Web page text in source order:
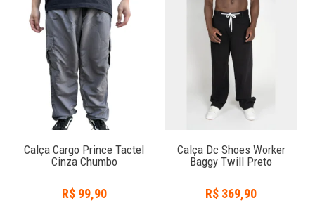
Calça Cargo Prince Tactel
Cinza Chumbo
R$ 99,90
Calça Dc Shoes Worker
Baggy Twill Preto
R$ 369,90